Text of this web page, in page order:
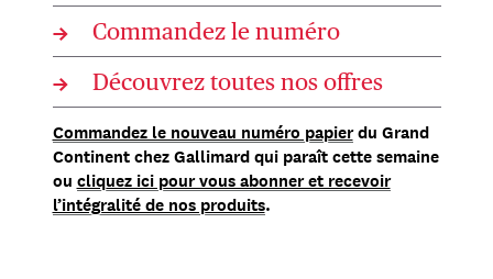
→ Commandez le numéro
→ Découvrez toutes nos offres
Commandez le nouveau numéro papierdu Grand
Continent chez Gallimard qui paraît cette semaine
ou cliquez ici pour vous abonner et recevoir
l’intégralité de nos produits.